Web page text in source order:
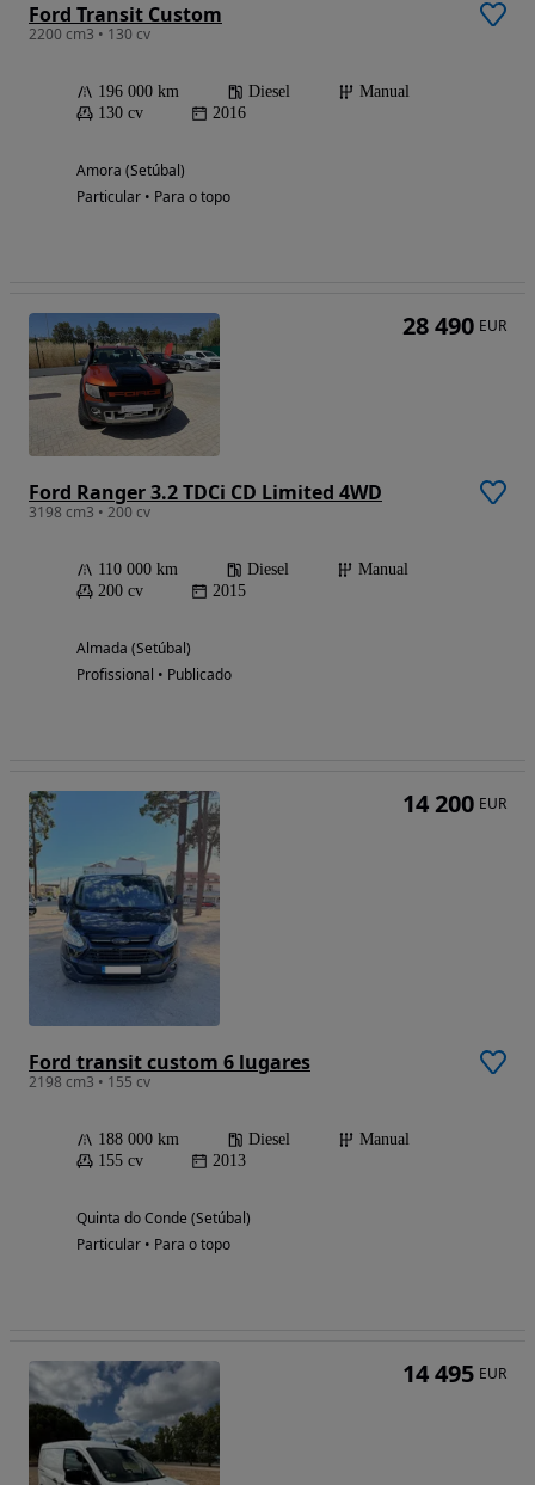
Ford Transit Custom
2200 cm3 • 130 cv
196 000 km Diesel
Manual
130 cv
2016
Amora (Setúbal)
Particular • Para o topo
Ford Ranger 3.2 TDCi CD Limited 4WD
3198 cm3 • 200 cv
110 000 km Diesel
Manual
200 cv
2015
Almada (Setúbal)
Profissional • Publicado
28 490 EUR
Ford transit custom 6 lugares
2198 cm3 • 155 cv
188 000 km Diesel
Manual
155 cv
2013
Quinta do Conde (Setúbal)
Particular • Para o topo
14 200 EUR
14 495 EUR